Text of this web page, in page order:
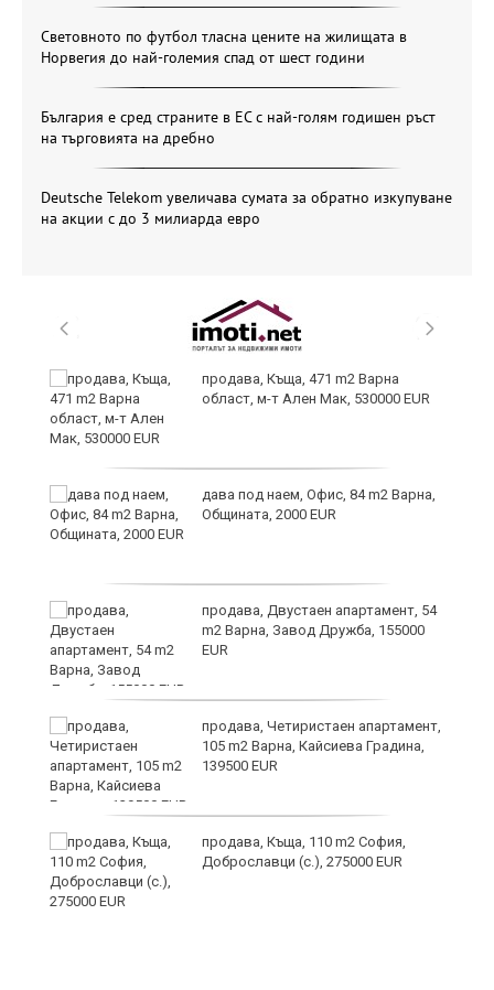
Световното по футбол тласна цените на жилищата в
Норвегия до най-големия спад от шест години
България е сред страните в ЕС с най-голям годишен ръст
на търговията на дребно
Deutsche Telekom увеличава сумата за обратно изкупуване
на акции с до 3 милиарда евро
продава, Къща, 471 m2 Варна
област, м-т Ален Мак, 530000 EUR
дава под наем, Офис, 84 m2 Варна,
Общината, 2000 EUR
продава, Двустаен апартамент, 54
m2 Варна, Завод Дружба, 155000
EUR
продава, Четиристаен апартамент,
105 m2 Варна, Кайсиева Градина,
139500 EUR
продава, Къща, 110 m2 София,
Доброславци (с.), 275000 EUR